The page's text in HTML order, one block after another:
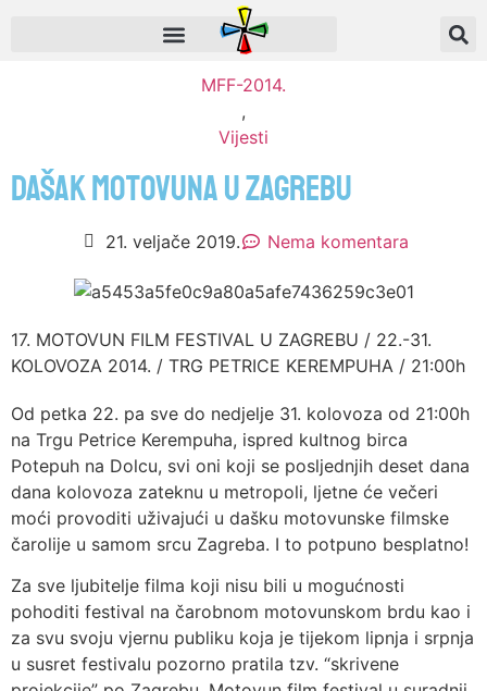
MFF-2014.
,
Vijesti
Dašak Motovuna u Zagrebu
21. veljače 2019. Nema komentara
17. MOTOVUN FILM FESTIVAL U ZAGREBU / 22.-31.
KOLOVOZA 2014. / TRG PETRICE KEREMPUHA / 21:00h
Od petka 22. pa sve do nedjelje 31. kolovoza od 21:00h
na Trgu Petrice Kerempuha, ispred kultnog birca
Potepuh na Dolcu, svi oni koji se posljednjih deset dana
dana kolovoza zateknu u metropoli, ljetne će večeri
moći provoditi uživajući u dašku motovunske filmske
čarolije u samom srcu Zagreba. I to potpuno besplatno!
Za sve ljubitelje filma koji nisu bili u mogućnosti
pohoditi festival na čarobnom motovunskom brdu kao i
za svu svoju vjernu publiku koja je tijekom lipnja i srpnja
u susret festivalu pozorno pratila tzv. “skrivene